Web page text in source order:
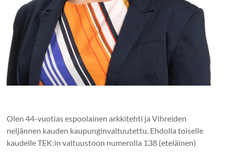
Olen 44-vuotias espoolainen arkkitehti ja Vihreiden
neljännen kauden kaupunginvaltuutettu. Ehdolla toiselle
kaudelle TEK:in valtuustoon numerolla 138 (eteläinen)